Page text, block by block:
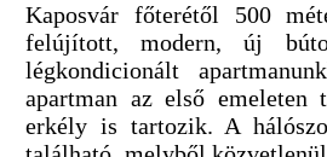
Kaposvár főterétől 500
felújított, modern, új
légkondicionált
apartman az első emeleten
erkély is tartozik. A